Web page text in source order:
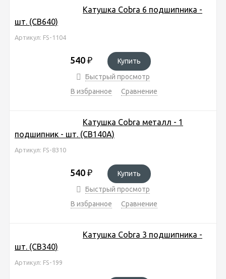
Катушка Cobra 6 подшипника -
шт. (CB640)
Артикул: FS-1104
540 ₽
Купить
Быстрый просмотр
В избранное
Сравнение
Катушка Cobra металл - 1
подшипник - шт. (CB140A)
Артикул: FS-8310
540 ₽
Купить
Быстрый просмотр
В избранное
Сравнение
Катушка Cobra 3 подшипника -
шт. (CB340)
Артикул: FS-199